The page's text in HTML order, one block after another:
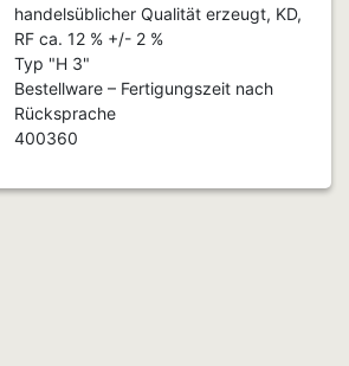
handelsüblicher Qualität erzeugt, KD,
RF ca. 12 % +/- 2 %
Typ "H 3"
Bestellware – Fertigungszeit nach
Rücksprache
400360